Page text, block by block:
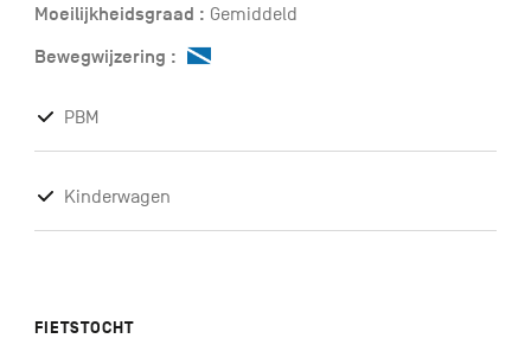
Moeilijkheidsgraad : Gemiddeld
Bewegwijzering :
PBM
Kinderwagen
FIETSTOCHT